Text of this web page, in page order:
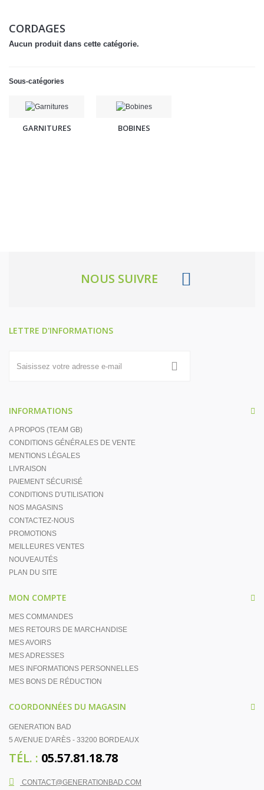
CORDAGES
Aucun produit dans cette catégorie.
Sous-catégories
GARNITURES BOBINES
NOUS SUIVRE
LETTRE D'INFORMATIONS
INFORMATIONS
A PROPOS (TEAM GB)
CONDITIONS GÉNÉRALES DE VENTE
MENTIONS LÉGALES
LIVRAISON
PAIEMENT SÉCURISÉ
CONDITIONS D'UTILISATION
NOS MAGASINS
CONTACTEZ-NOUS
PROMOTIONS
MEILLEURES VENTES
NOUVEAUTÉS
PLAN DU SITE
MON COMPTE
MES COMMANDES
MES RETOURS DE MARCHANDISE
MES AVOIRS
MES ADRESSES
MES INFORMATIONS PERSONNELLES
MES BONS DE RÉDUCTION
COORDONNÉES DU MAGASIN
GENERATION BAD
5 AVENUE D'ARÈS - 33200 BORDEAUX
TÉL. : 05.57.81.18.78
CONTACT@GENERATIONBAD.COM